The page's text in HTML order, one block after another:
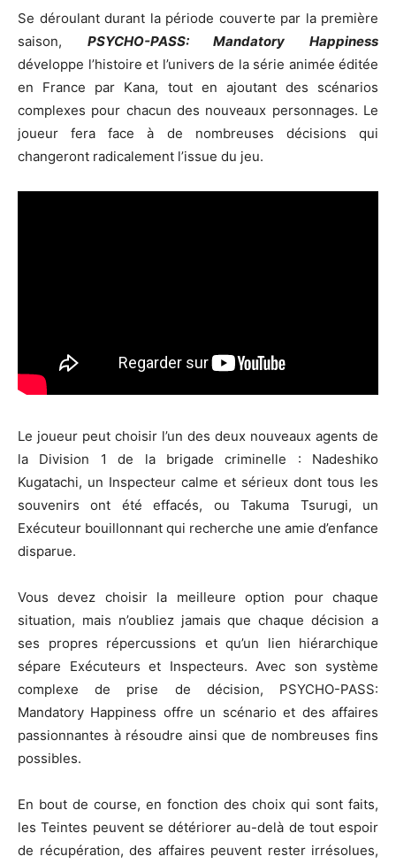
Se déroulant durant la période couverte par la première
saison, PSYCHO-PASS: Mandatory Happiness
développe l’histoire et l’univers de la série animée éditée
en France par Kana, tout en ajoutant des scénarios
complexes pour chacun des nouveaux personnages. Le
joueur fera face à de nombreuses décisions qui
changeront radicalement l’issue du jeu.
Le joueur peut choisir l’un des deux nouveaux agents de
la Division 1 de la brigade criminelle : Nadeshiko
Kugatachi, un Inspecteur calme et sérieux dont tous les
souvenirs ont été effacés, ou Takuma Tsurugi, un
Exécuteur bouillonnant qui recherche une amie d’enfance
disparue.
Vous devez choisir la meilleure option pour chaque
situation, mais n’oubliez jamais que chaque décision a
ses propres répercussions et qu’un lien hiérarchique
sépare Exécuteurs et Inspecteurs. Avec son système
complexe de prise de décision, PSYCHO-PASS:
Mandatory Happiness offre un scénario et des affaires
passionnantes à résoudre ainsi que de nombreuses fins
possibles.
En bout de course, en fonction des choix qui sont faits,
les Teintes peuvent se détériorer au-delà de tout espoir
de récupération, des affaires peuvent rester irrésolues,